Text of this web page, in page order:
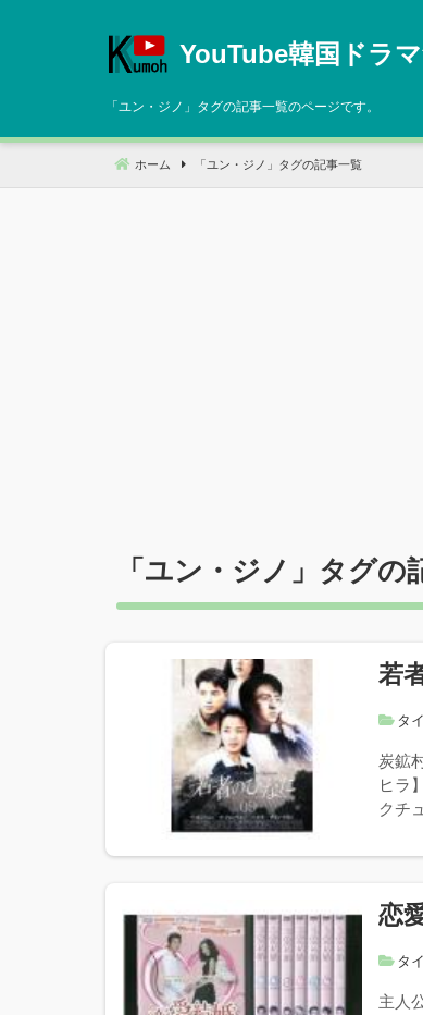
へ
動
YouTube韓国ドラ
「 ユン・ジノ 」タグの記事一覧のページです。
ホーム 「 ユン・ジノ 」タグの記事一覧
「 ユン・ジノ 」タグの
若
タ
炭鉱
ヒラ
クチ
恋
タ
主人